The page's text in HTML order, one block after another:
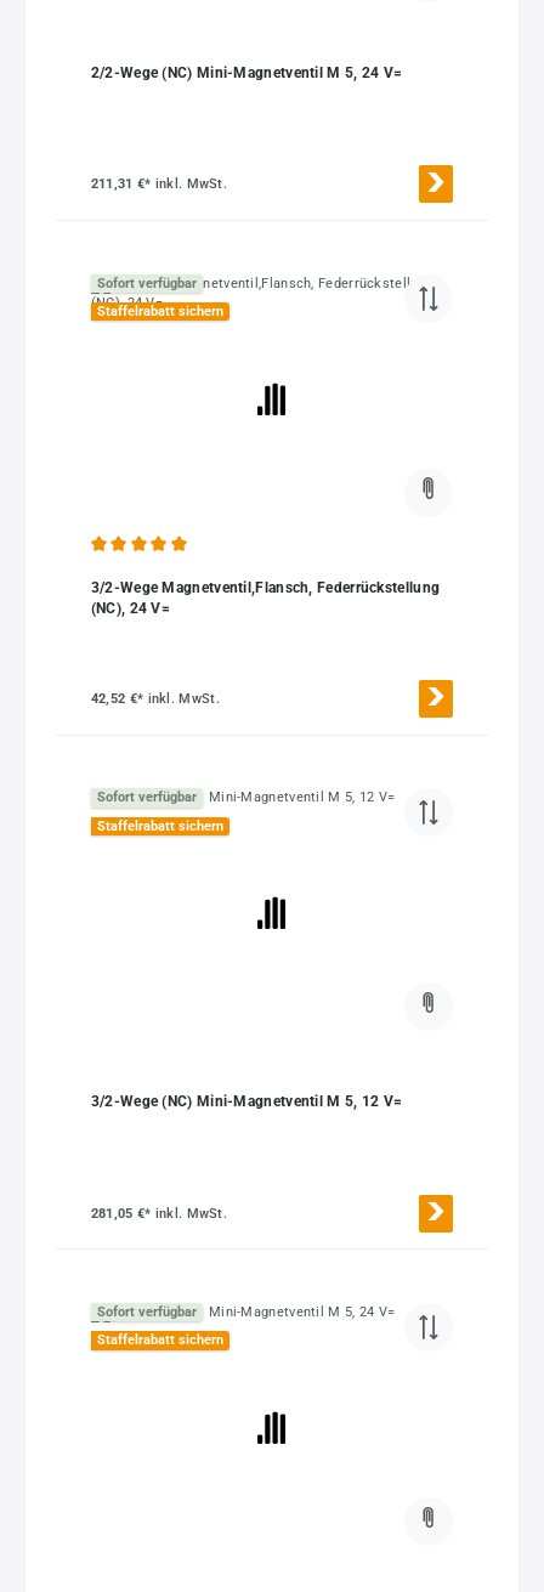
2/2-Wege (NC) Mini-Magnetventil M 5, 24 V=
211,31 €* inkl. MwSt.
Sofort verfügbar
Staffelrabatt sichern
3/2-Wege Magnetventil,Flansch, Federrückstellung
(NC), 24 V=
42,52 €* inkl. MwSt.
Sofort verfügbar
Staffelrabatt sichern
3/2-Wege (NC) Mini-Magnetventil M 5, 12 V=
281,05 €* inkl. MwSt.
Sofort verfügbar
Staffelrabatt sichern